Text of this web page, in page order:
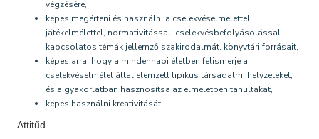
végzésére,
képes megérteni és használni a cselekvéselmélettel,
játékelmélettel, normativitással, cselekvésbefolyásolással
kapcsolatos témák jellemző szakirodalmát, könyvtári forrásait,
képes arra, hogy a mindennapi életben felismerje a
cselekvéselmélet által elemzett tipikus társadalmi helyzeteket,
és a gyakorlatban hasznosítsa az elméletben tanultakat,
képes használni kreativitását.
Attitűd